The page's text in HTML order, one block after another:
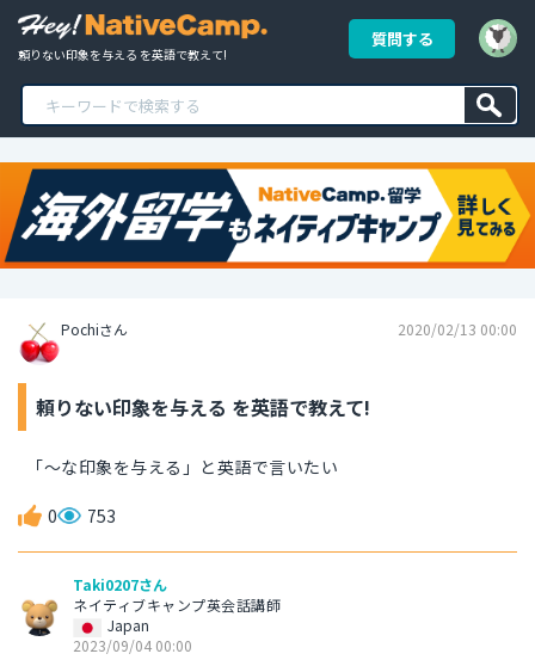
頼りない印象を与える を英語で教えて!
質問する
Pochiさん 2020/02/13 00:00
頼りない印象を与える を英語で教えて!
「～な印象を与える」と英語で言いたい
0 753
Taki0207さん
ネイティブキャンプ英会話講師
Japan
2023/09/04 00:00